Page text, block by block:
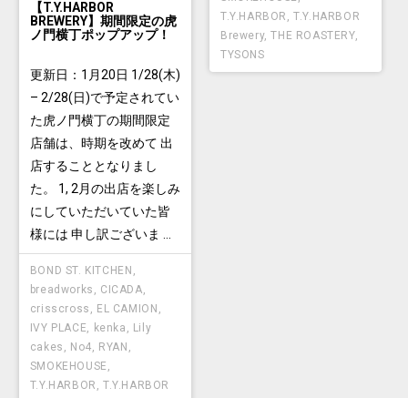
T.Y.HARBOR ,T.Y.HARBOR
Brewery,THE ROASTERY,
TYSONS
【T.Y.HARBOR
BREWERY】期間限定の虎
ノ門横丁ポップアップ！
更新日：1月20日 1/28(木)
– 2/28(日)で予定されてい
た虎ノ門横丁の期間限定
店舗は、時期を改めて 出
店することとなりまし
た。 1, 2月の出店を楽しみ
にしていただいていた皆
様には 申し訳ございま ...
BOND ST. KITCHEN
breadworks
CICADA
crisscross
EL CAMION
IVY PLACE
kenka
Lily
cakes
No4 RYAN
SMOKEHOUSE
T.Y.HARBOR
,T.Y.HARBOR